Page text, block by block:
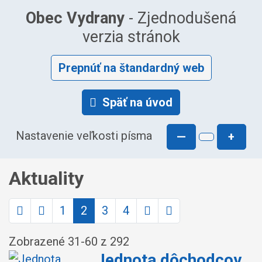
Obec Vydrany - Zjednodušená
verzia stránok
Prepnúť na štandardný web
Späť na úvod
Nastavenie veľkosti písma — +
Aktuality
1 2 3 4
Zobrazené 31 -60 z 292